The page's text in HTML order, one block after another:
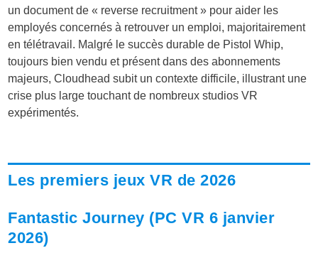
un document de « reverse recruitment » pour aider les
employés concernés à retrouver un emploi, majoritairement
en télétravail. Malgré le succès durable de Pistol Whip,
toujours bien vendu et présent dans des abonnements
majeurs, Cloudhead subit un contexte difficile, illustrant une
crise plus large touchant de nombreux studios VR
expérimentés.
Les premiers jeux VR de 2026
Fantastic Journey (PC VR 6 janvier
2026)